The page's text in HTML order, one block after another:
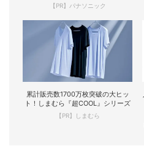
【PR】パナソニック
累計販売数1700万枚突破の大ヒッ
ト！しまむら『超COOL』シリーズ
【PR】しまむら